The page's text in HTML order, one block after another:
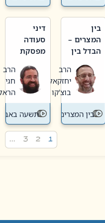
בין
המצרים –
הבדל בין
חדשה
לישנה
הרב
יחזקאל
בוצ'קו
בין המצרים
דיני
סעודה
מפסקת
תשעה
באב
הרב
חגי
הראל
תשעה באב